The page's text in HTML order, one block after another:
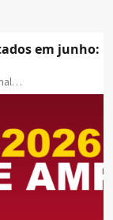
em junho: